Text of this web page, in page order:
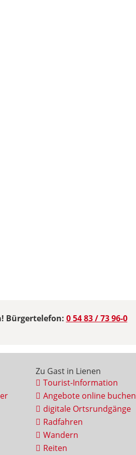
Bürgertelefon: 0 54 83 / 73 96-0
Zu Gast in Lienen
Tourist-Information
Angebote online buchen
digitale Ortsrundgänge
Radfahren
Wandern
Reiten